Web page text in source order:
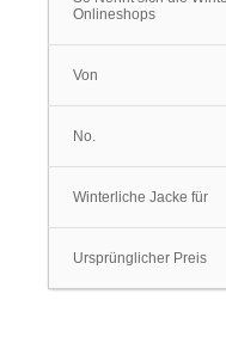
Onlineshops
Von
No.
Winterliche Jacke für
Ursprünglicher Preis